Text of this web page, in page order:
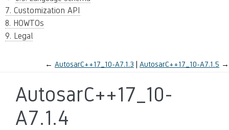
7. Customization API
8. HOWTOs
9. Legal
← AutosarC++17_10-A7.1.3 AutosarC++17_10-A7.1.5 →
AutosarC++17_10-
A7.1.4